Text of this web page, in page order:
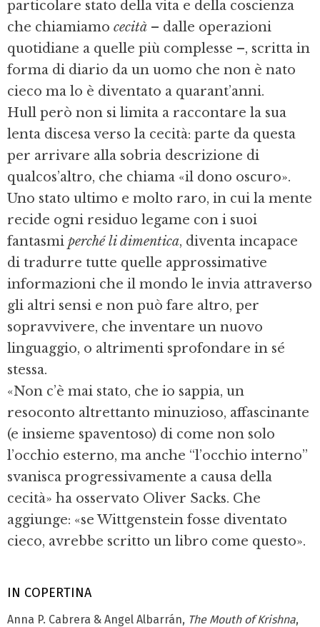
IN COPERTINA
Anna P. Cabrera & Angel Albarrán, The Mouth of Krishna,
particolare stato della vita e della coscienza
che chiamiamo cecità – dalle operazioni
quotidiane a quelle più complesse –, scritta in
forma di diario da un uomo che non è nato
cieco ma lo è diventato a quarant’anni.
Hull però non si limita a raccontare la sua
lenta discesa verso la cecità: parte da questa
per arrivare alla sobria descrizione di
qualcos’altro, che chiama «il dono oscuro».
Uno stato ultimo e molto raro, in cui la mente
recide ogni residuo legame con i suoi
fantasmi perché li dimentica, diventa incapace
di tradurre tutte quelle approssimative
informazioni che il mondo le invia attraverso
gli altri sensi e non può fare altro, per
sopravvivere, che inventare un nuovo
linguaggio, o altrimenti sprofondare in sé
stessa.
«Non c’è mai stato, che io sappia, un
resoconto altrettanto minuzioso, affascinante
(e insieme spaventoso) di come non solo
l’occhio esterno, ma anche “l’occhio interno”
svanisca progressivamente a causa della
cecità» ha osservato Oliver Sacks. Che
aggiunge: «se Wittgenstein fosse diventato
cieco, avrebbe scritto un libro come questo».